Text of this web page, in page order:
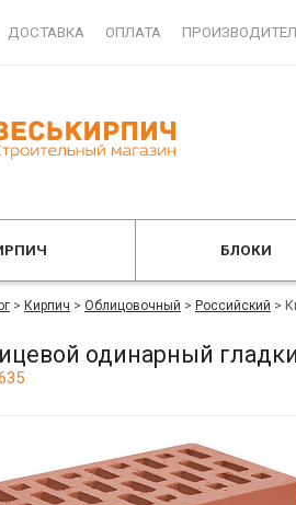
ДОСТАВКА ОПЛАТА
БЛОКИ
> Кирпич > Облицовочный > Российский >
одинарный